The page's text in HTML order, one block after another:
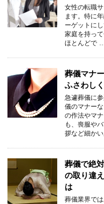
女性の転職
ます。特に
ーゲットに
家庭を持っ
ほとんどで
葬儀マナ
ふさわし
急遽葬儀に
儀のマナー
の作法やマ
も、喪服や
拶など細か
葬儀で絶
の取り違
は
葬儀業界で